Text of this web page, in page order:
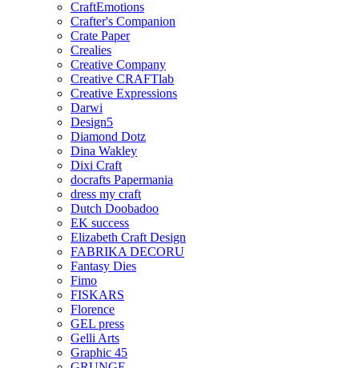
CraftEmotions
Crafter's Companion
Crate Paper
Crealies
Creative Company
Creative CRAFTlab
Creative Expressions
Darwi
Design5
Diamond Dotz
Dina Wakley
Dixi Craft
docrafts Papermania
dress my craft
Dutch Doobadoo
EK success
Elizabeth Craft Design
FABRIKA DECORU
Fantasy Dies
Fimo
FISKARS
Florence
GEL press
Gelli Arts
Graphic 45